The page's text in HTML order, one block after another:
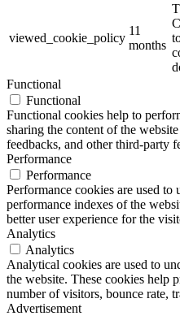
viewed_cookie_policy
11
months
Functional
Functional
Functional cookies help to
sharing the content of the
feedbacks, and other third-party
Performance
Performance
Performance cookies are used to
performance indexes of the
better user experience for the
Analytics
Analytics
Analytical cookies are used to
the website. These cookies help
number of visitors, bounce rate,
Advertisement